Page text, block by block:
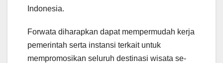
Indonesia.
Forwata diharapkan dapat mempermudah kerja
pemerintah serta instansi terkait untuk
mempromosikan seluruh destinasi wisata se-